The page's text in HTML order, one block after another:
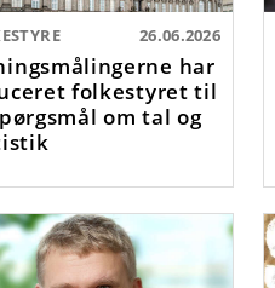
26.06.2026
har
folkestyret til
om tal og